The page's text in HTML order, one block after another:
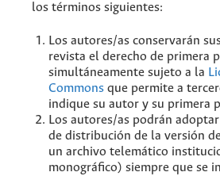
los términos siguientes:
Los autores/as conservarán
revista el derecho de primera
simultáneamente sujeto a la
Commons que permite a
indique su autor y su primera
Los autores/as podrán
de distribución de la versión
un archivo telemático
monográfico) siempre que se